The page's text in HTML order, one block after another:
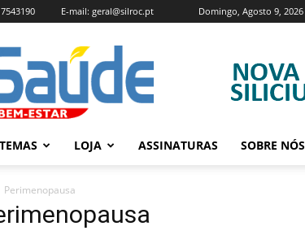
Domingo, Agosto 9, 2026
E-mail: geral@silroc.pt
Revista
Saúde
e
Bem
Estar
Edição
TEMAS LOJA ASSINATURAS SOBRE NÓS
Perimenopausa